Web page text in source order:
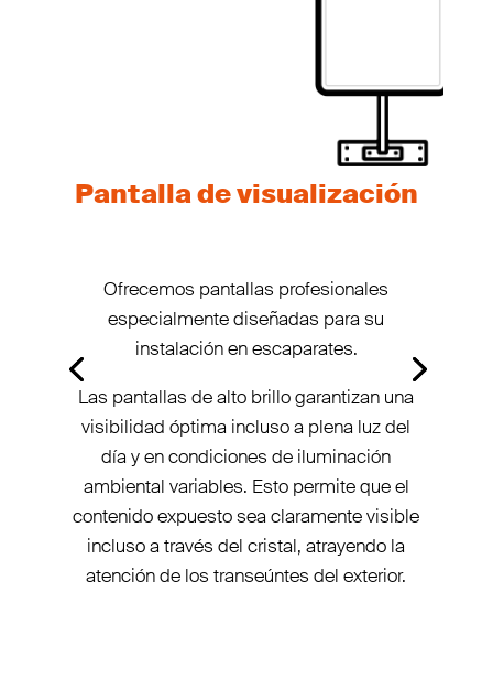
Pantalla de visualización
Ofrecemos pantallas profesionales
especialmente diseñadas para su
instalación en escaparates.
Las pantallas de alto brillo garantizan una
visibilidad óptima incluso a plena luz del
día y en condiciones de iluminación
ambiental variables. Esto permite que el
contenido expuesto sea claramente visible
incluso a través del cristal, atrayendo la
atención de los transeúntes del exterior.